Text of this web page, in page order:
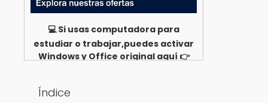
💻 Si usas computadora para
estudiar o trabajar,puedes activar
Windows y Office original aquí 👉
Índice